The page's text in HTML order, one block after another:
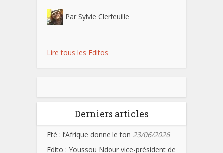
Par Sylvie Clerfeuille
Lire tous les Editos
Derniers articles
Eté : l’Afrique donne le ton 23/06/2026
Edito : Youssou Ndour vice-président de